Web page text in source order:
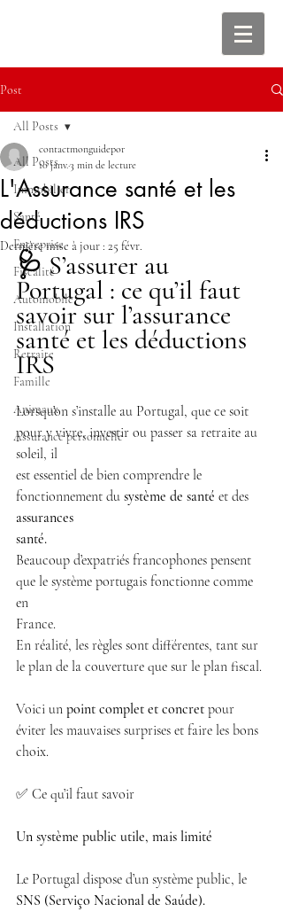
Post
All Posts
Immobilier
Santé
Entreprise
Fiscalité
Automobile
Installation
Retraite
Famille
Animaux
Assurance personnelle
All Posts
L'Assurance santé et les
déductions IRS
contactmonguidepor
10 janv.3 min de lecture
Dernière mise à jour : 25 févr.
🩺 S’assurer au
Portugal : ce qu’il faut
savoir sur l’assurance
santé et les déductions
IRS
Lorsqu’on s’installe au Portugal, que ce soit
pour y vivre, investir ou passer sa retraite au
soleil, il
est essentiel de bien comprendre le
fonctionnement du système de santé et des
assurances
santé.
Beaucoup d’expatriés francophones pensent
que le système portugais fonctionne comme
en
France.
En réalité, les règles sont différentes, tant sur
le plan de la couverture que sur le plan fiscal.
Voici un point complet et concret pour
éviter les mauvaises surprises et faire les bons
choix.
✅ Ce qu’il faut savoir
Un système public utile, mais limité
Le Portugal dispose d’un système public, le
SNS (Serviço Nacional de Saúde).